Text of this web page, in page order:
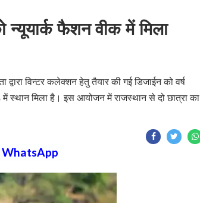
न्यूयार्क फैशन वीक में मिला
द्वारा विन्टर कलेक्शन हेतु तैयार की गई डिजाईन को वर्ष
स्थान मिला है। इस आयोजन में राजस्थान से दो छात्रा का
WhatsApp